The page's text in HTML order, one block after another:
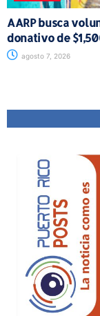
AARP busca
donativo de
agosto 7, 2026